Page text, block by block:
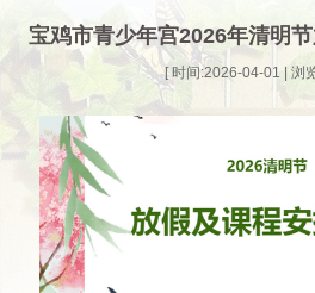
宝鸡市青少年宫2026年清明
[ 时间:2026-04-01 | 浏